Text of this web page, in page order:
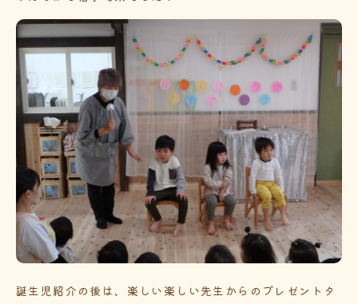
誕生児紹介の後は、楽しい楽しい先生からのプレゼントタ